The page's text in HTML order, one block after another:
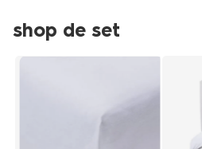
shop de set